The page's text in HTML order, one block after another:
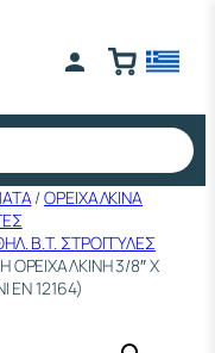
/ΟΡΕΙΧΑΛΚΙΝΑ
Β.Τ. ΣΤΡΟΓΓΥΛΕΣ
3/8″ Χ
ΕΝ 12164)